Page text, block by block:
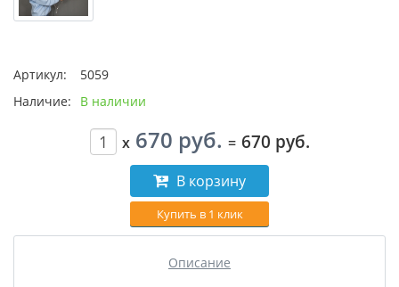
Артикул:
5059
Наличие:
В наличии
x 670 руб. = 670 руб.
В корзину
Купить в 1 клик
Описание